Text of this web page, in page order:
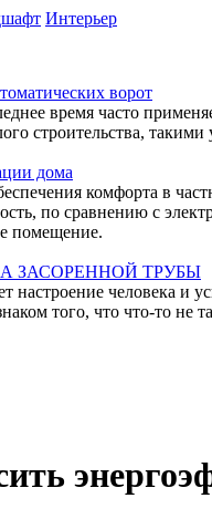
Интерьер
ворот
время часто
строительства,
дома
комфорта в
по сравнению с
помещение.
ЗАСОРЕННОЙ ТРУБЫ
человека и
того, что что-то не